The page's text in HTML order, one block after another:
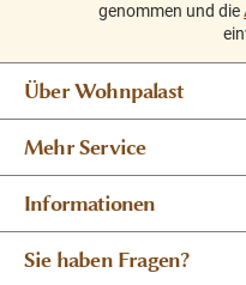
genommen und die
Über Wohnpalast
Mehr Service
Informationen
Sie haben Fragen?